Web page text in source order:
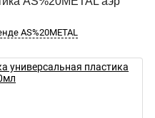
AS%20METAL